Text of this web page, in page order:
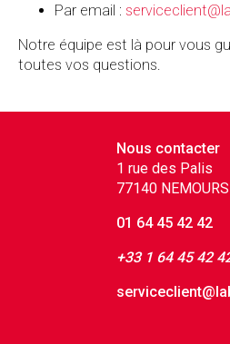
Par email :
Notre équipe est là pour vous
toutes vos questions.
Nous contacter
1 rue des Palis
77140 NEMOURS
01 64 45 42 42
+33 1 64 45 42